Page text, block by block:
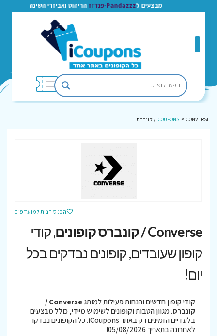
מבצעים לPandazzz-פנדזז הריהוט ואביזרי השינה
ICOUPONS > CONVERSE / קונברס
הכנס חנות למועדפים
Converse / קונברס קופונים
, קודי
קופון שעובדים, קופונים נבדקים בכל
יום!
קודי קופון חדשים והנחות פעילות למותג
Converse /
קונברס. מגוון הטבות וקופונים לשימוש מיידי, כולל מבצעים
בלעדיים הזמינים רק באתר iCoupons. כל הקופונים נבדקו
לאחרונה בתאריך 05/08/2026!